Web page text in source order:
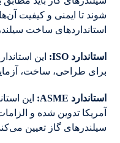
شوند تا ایمنی و کیفیت
استانداردهای ساخت
استاندارد ISO:
این
برای طراحی، ساخت،
استاندارد
این
آمریکا تدوین شده و
سیلندرهای گاز تعیین